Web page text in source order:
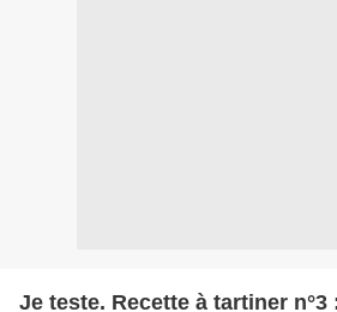
Je teste. Recette à tartiner n°3